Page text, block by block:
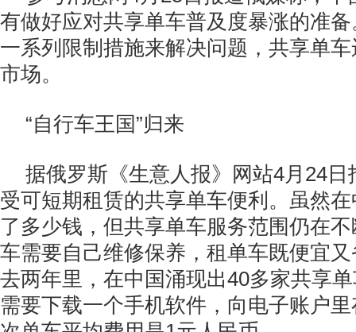
有做好应对共享单车普及度暴涨的准
一系列限制措施来解决问题，共享单
市场。
“自行车王国”归来
据俄罗斯《生意人报》网站4月24
受可短期租赁的共享单车便利。虽然
了多少钱，但共享单车服务范围仍在
车需要自己维修保养，租单车既便宜
去两年里，在中国涌现出40多家共享
需要下载一个手机软件，向电子账户